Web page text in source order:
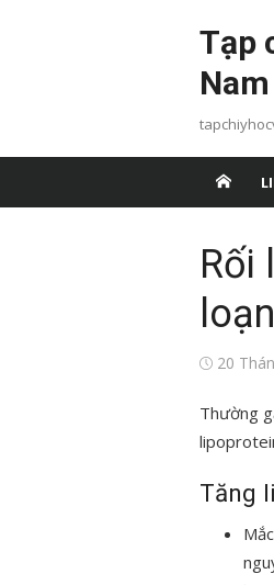
Tạp
Nam
Rối
Đăng
20
Thường
Tăng